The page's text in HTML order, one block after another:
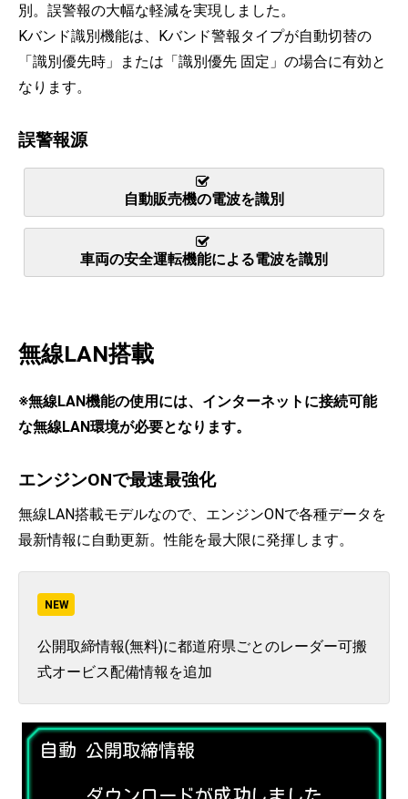
別。誤警報の大幅な軽減を実現しました。
Kバンド識別機能は、Kバンド警報タイプが自動切替の
「識別優先時」または「識別優先 固定」の場合に有効と
なります。
誤警報源
自動販売機の電波を識別
車両の安全運転機能による電波を識別
無線LAN搭載
※無線LAN機能の使用には、インターネットに接続可能
な無線LAN環境が必要となります。
エンジンONで最速最強化
無線LAN搭載モデルなので、エンジンONで各種データを
最新情報に自動更新。性能を最大限に発揮します。
NEW
公開取締情報(無料)に都道府県ごとのレーダー可搬
式オービス配備情報を追加